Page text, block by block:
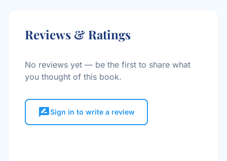
Reviews & Ratings
No reviews yet — be the first to share what
you thought of this book.
rate_reviewSign in to write a review